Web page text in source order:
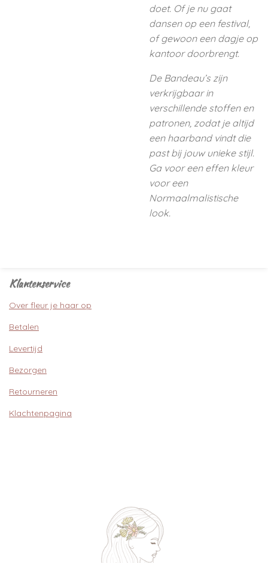
doet. Of je nu gaat
dansen op een festival,
of gewoon een dagje op
kantoor doorbrengt.
De Bandeau’s zijn
verkrijgbaar in
verschillende stoffen en
patronen, zodat je altijd
een haarband vindt die
past bij jouw unieke stijl.
Ga voor een effen kleur
voor een
Normaalmalistische
look.
Klantenservice
Over fleur je haar op
Betalen
Levertijd
Bezorgen
Retourneren
Klachtenpagina